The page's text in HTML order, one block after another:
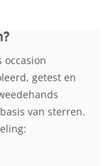
getest en
van sterren.